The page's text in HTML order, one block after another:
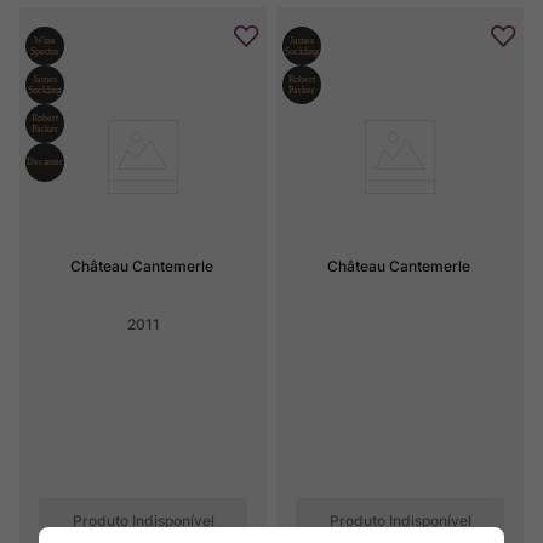
Château Cantemerle
2011
Produto Indisponível
Château Cantemerle
Produto Indisponível